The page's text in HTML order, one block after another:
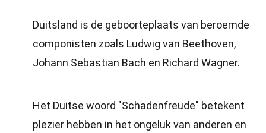
Duitsland is de geboorteplaats van beroemde
componisten zoals Ludwig van Beethoven,
Johann Sebastian Bach en Richard Wagner.
Het Duitse woord "Schadenfreude" betekent
plezier hebben in het ongeluk van anderen en